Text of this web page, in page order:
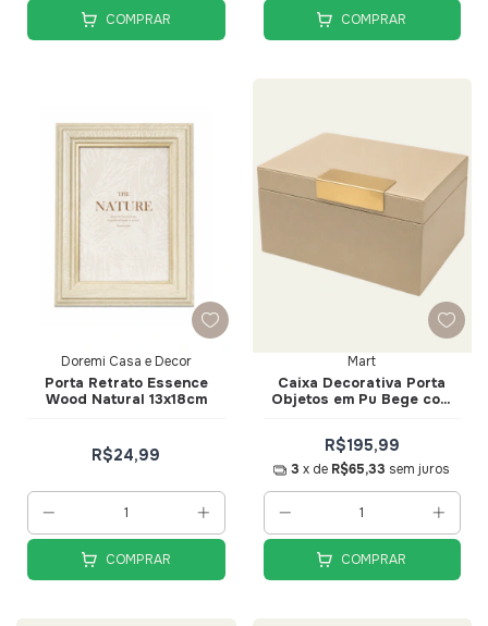
COMPRAR COMPRAR
Doremi Casa e Decor
Porta Retrato Essence
Wood Natural 13x18cm
R$24,99
COMPRAR
Mart
Caixa Decorativa Porta
Objetos em Pu Bege com
R$195,99
3 x de R$65,33 sem juros
COMPRAR